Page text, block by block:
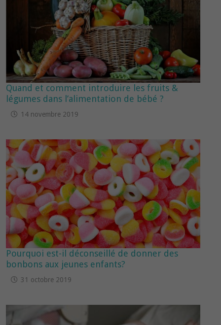
Quand et comment introduire les fruits &
légumes dans l’alimentation de bébé ?
14 novembre 2019
Pourquoi est-il déconseillé de donner des
bonbons aux jeunes enfants?
31 octobre 2019